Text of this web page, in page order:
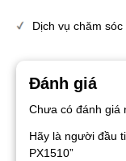
Dịch vụ chăm
Đánh giá
Chưa có đánh giá
Hãy là người đầu
PX1510”